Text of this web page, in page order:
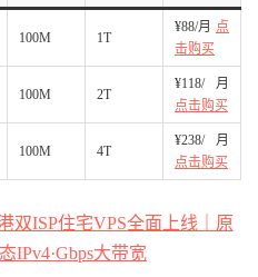
100M 1T
¥88/月 点
击购买
100M 2T
¥118/月
点击购买
100M 4T
¥238/月
点击购买